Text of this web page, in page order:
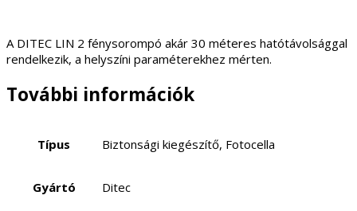
A DITEC LIN 2 fénysorompó akár 30 méteres hatótávolsággal
rendelkezik, a helyszíni paraméterekhez mérten.
További információk
Típus Biztonsági kiegészítő, Fotocella
Gyártó Ditec